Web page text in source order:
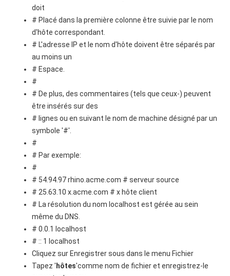
doit
# Placé dans la première colonne être suivie par le nom
d'hôte correspondant.
# L'adresse IP et le nom d'hôte doivent être séparés par
au moins un
# Espace.
#
# De plus, des commentaires (tels que ceux-) peuvent
être insérés sur des
# lignes ou en suivant le nom de machine désigné par un
symbole '#'.
#
# Par exemple:
#
# 54.94.97 rhino.acme.com # serveur source
# 25.63.10 x.acme.com # x hôte client
# La résolution du nom localhost est gérée au sein
même du DNS.
# 0.0.1 localhost
# :: 1 localhost
Cliquez sur Enregistrer sous dans le menu Fichier
Tapez ' hôtes'comme nom de fichier et enregistrez-le